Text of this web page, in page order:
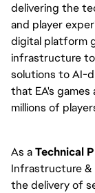
delivering the
and player
digital platform
infrastructure to
solutions to AI-
that EA's games
millions of
As aTechnical
Infrastructure &
the delivery of